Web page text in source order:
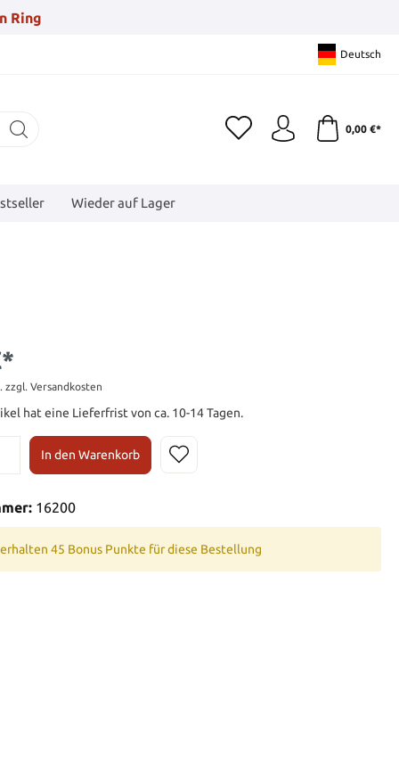
Ring
Deutsch
0,00 €*
Wieder auf Lager
zzgl. Versandkosten
hat eine Lieferfrist von ca. 10-14 Tagen.
In den Warenkorb
16200
45 Bonus Punkte für diese Bestellung